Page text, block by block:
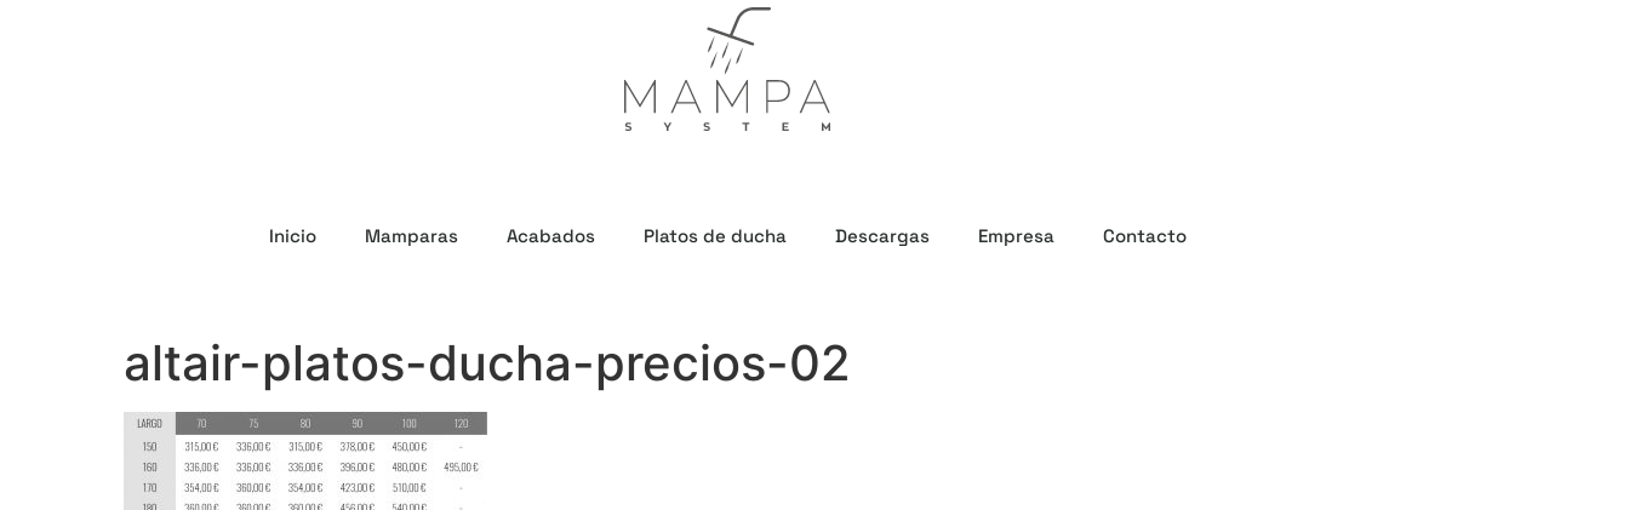
Inicio Mamparas Acabados Platos de ducha Descargas Empresa Contacto
altair-platos-ducha-precios-02